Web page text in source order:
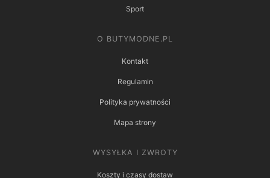
Sport
O BUTYMODNE.PL
Kontakt
Regulamin
Polityka prywatności
Mapa strony
WYSYŁKA I ZWROTY
Koszty i czasy dostaw